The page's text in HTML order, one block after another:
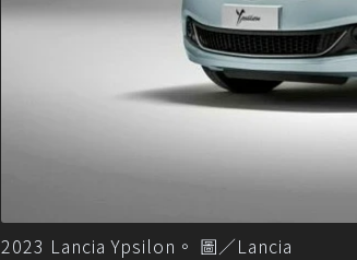
2023 Lancia Ypsilon。 圖／Lancia